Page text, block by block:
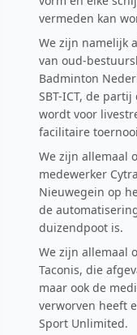
vermeden kan
We zijn namelijk
van oud-
Badminton
SBT-ICT, de
wordt voor
facilitaire
We zijn allemaal
medewerker
Nieuwegein op
de
duizendpoot is.
We zijn allemaal
Taconis, die
maar ook de
verworven heeft
Sport Unlimited.